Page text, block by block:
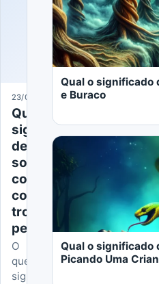
23/05/2024
Qual
significado
de
sonhar
com
cobra
trocando
pele
O
que
significa
Qual o significado
e Buraco
Qual o significado
Picando Uma